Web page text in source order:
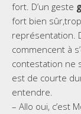
fort. D’un geste
fort bien
représentation.
commencent à
contestation ne
est de courte
entendre.
– Allo oui, c’est